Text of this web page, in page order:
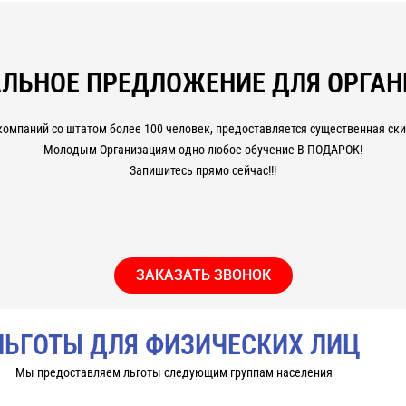
пройдут любую проверку работодателя, ростехнадзора и
ПРЕДЛОЖЕНИЕ ДЛЯ
со штатом более 100 человек, предоставляется существенная
Молодым Организациям одно любое обучение В ПОДАРОК!
Запишитесь прямо сейчас!!!
ЗАКАЗАТЬ ЗВОНОК
ДЛЯ ФИЗИЧЕСКИХ ЛИЦ
Мы предоставляем льготы следующим группам населения